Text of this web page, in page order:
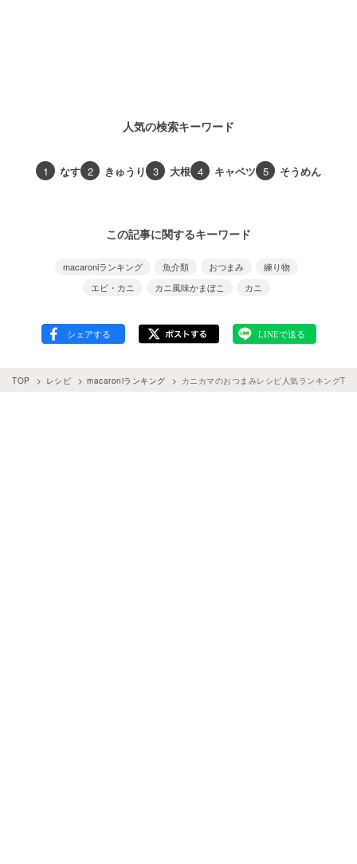
人気の検索キーワード
1 なす 2 きゅうり 3 大根 4 キャベツ 5 そうめん
この記事に関するキーワード
macaroniランキング 魚介類 おつまみ
練り物
エビ・カニ
カニ風味かまぼこ カニ
TOP レシピ macaroniランキング カニカマのおつまみレシピ人気ランキング